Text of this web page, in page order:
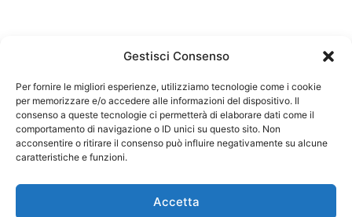
Gestisci Consenso
Per fornire le migliori esperienze, utilizziamo tecnologie come i cookie
per memorizzare e/o accedere alle informazioni del dispositivo. Il
consenso a queste tecnologie ci permetterà di elaborare dati come il
comportamento di navigazione o ID unici su questo sito. Non
acconsentire o ritirare il consenso può influire negativamente su alcune
caratteristiche e funzioni.
Accetta
Federazione Nazionale Degli Ordini dei Biologi:
codice fiscale 80069130583
Responsabile sito internet www.fnob.it: Vincenzo